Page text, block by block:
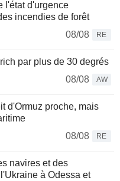
l'état d'urgence
incendies de forêt
08/08
RE
par plus de 30 degrés
08/08
AW
d'Ormuz proche, mais
08/08
RE
navires et des
à Odessa et